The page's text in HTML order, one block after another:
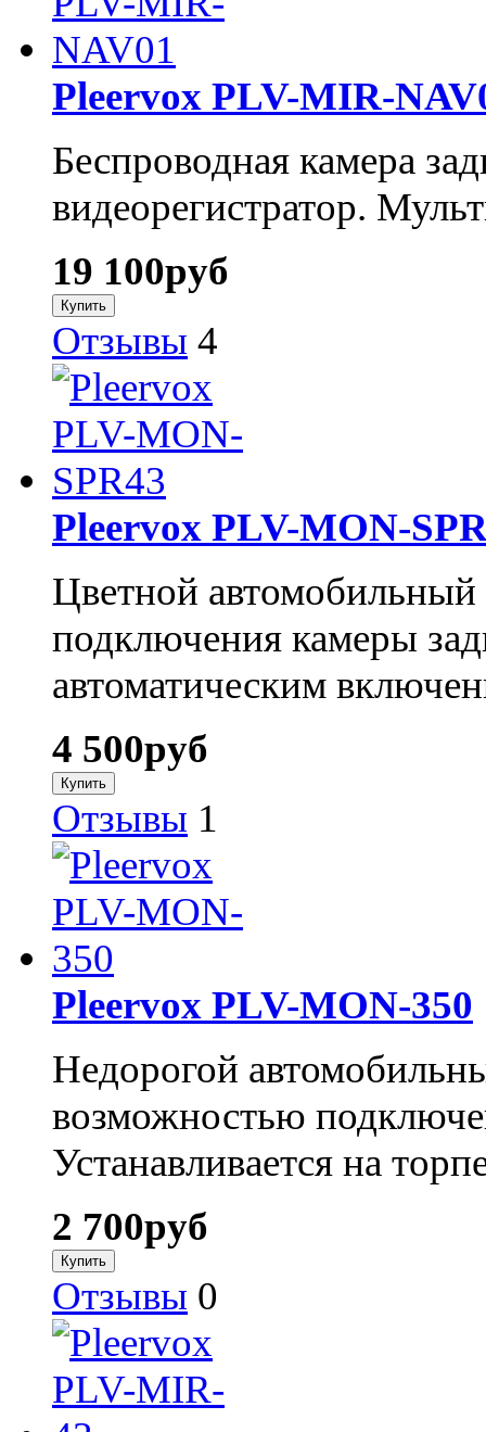
Pleervox PLV-MIR-
Беспроводная камера
видеорегистратор.
19 100руб
Отзывы 4
Pleervox PLV-MON-
Цветной
подключения камеры
автоматическим
4 500руб
Отзывы 1
Pleervox PLV-MON-350
Недорогой
возможностью
Устанавливается на
2 700руб
Отзывы 0